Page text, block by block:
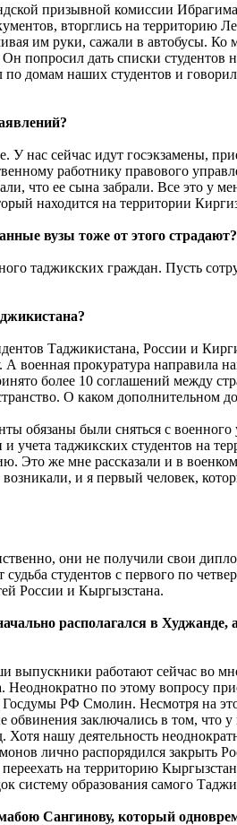
призывной комиссии
вторглись на территорию
им руки, сажали в автобусы.
попросил дать списки
домам наших студентов и
У нас сейчас идут госэкзамены,
работнику правового
что ее сына забрали. Все это
находится на территории
вузы тоже от этого страдают?
таджикских граждан. Пусть
Таджикистана, России и
военная прокуратура направила
более 10 соглашений между
О каком дополнительном
обязаны были сняться с
таджикских студентов на
Это же мне рассказали и в
и я первый человек,
они не получили свои
студентов с первого по
России и Кыргызстана.
располагался в
работают сейчас во
Неоднократно по этому вопросу
Госдумы РФ Смолин. Несмотря на
заключались в том, что
Хотя нашу деятельность
лично распорядился закрыть
на территорию
систему образования самого
Сангинову, который